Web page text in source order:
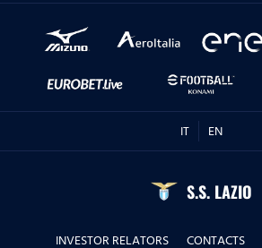
IT EN
S.S. LAZIO
INVESTOR RELATORS CONTACTS